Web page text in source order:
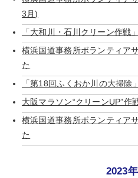
3月)
「大和川・石川クリーン作戦
横浜国道事務所ボランティア
た
「第18回ふくおか川の大掃除
大阪マラソン“クリーンUP”作
横浜国道事務所ボランティア
た
2023